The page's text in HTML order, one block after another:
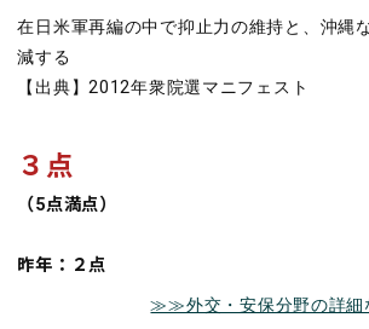
在日米軍再編の中で抑止力の維持と、沖縄
減する
【出典】2012年衆院選マニフェスト
３点
（5点満点）
昨年：２点
≫≫外交・安保分野の詳細